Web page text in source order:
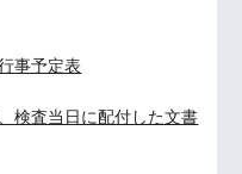
事予定表
、検査当日に配付した文書